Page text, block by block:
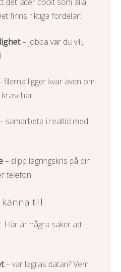
finns riktiga fördelar:
– jobba var du vill,
filerna ligger kvar även om
– samarbeta i realtid med
– slipp lagringskris på din
telefon
känna till
Här är några saker att
– var lagras datan? Vem